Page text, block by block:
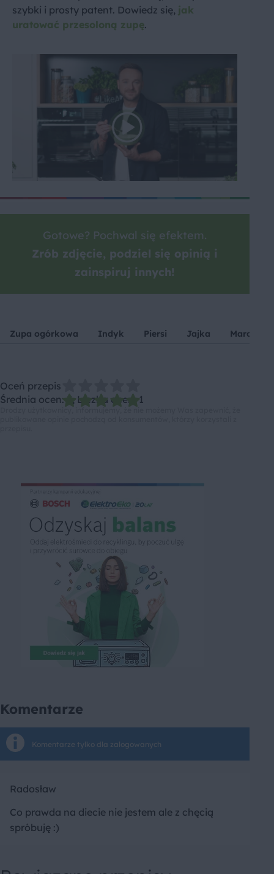
szybki i prosty patent. Dowiedz się, jak
uratować przesoloną zupę.
Gotowe? Pochwal się efektem.
Zrób zdjęcie, podziel się opinią i
zainspiruj innych!
Zupa ogórkowa Indyk Piersi Jajka Marchew
Oceń przepis
Średnia ocen: 5, Liczba ocen: 1
Komentarze
Komentarze tylko dla zalogowanych
Radosław
Co prawda na diecie nie jestem ale z chęcią
spróbuję :)